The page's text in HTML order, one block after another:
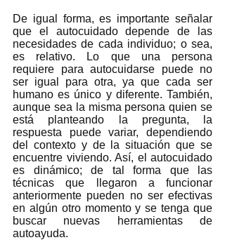
De igual forma, es importante señalar
que el autocuidado depende de las
necesidades de cada individuo; o sea,
es relativo. Lo que una persona
requiere para autocuidarse puede no
ser igual para otra, ya que cada ser
humano es único y diferente. También,
aunque sea la misma persona quien se
está planteando la pregunta, la
respuesta puede variar, dependiendo
del contexto y de la situación que se
encuentre viviendo. Así, el autocuidado
es dinámico; de tal forma que las
técnicas que llegaron a funcionar
anteriormente pueden no ser efectivas
en algún otro momento y se tenga que
buscar nuevas herramientas de
autoayuda.